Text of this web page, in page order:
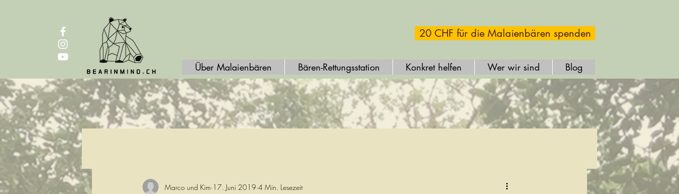
20 CHF für die Malaienbären spenden
Über Malaienbären Bären-Rettungsstation Konkret helfen Wer wir sind Blog
Marco und Kim 17. Juni 2019 4 Min. Lesezeit